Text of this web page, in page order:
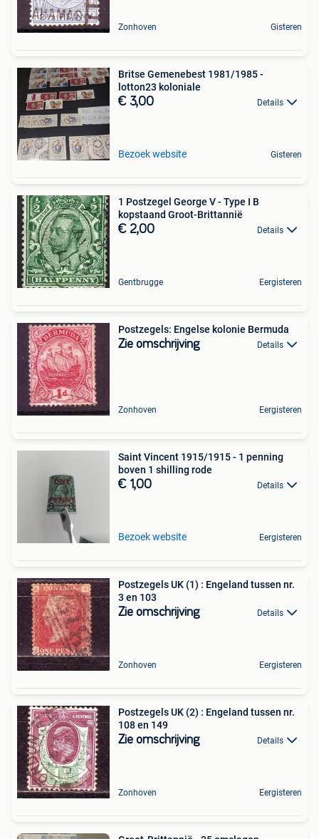
Zonhoven Gisteren
Britse Gemenebest 1981/1985 -
lotton23 koloniale
€ 3,00 Details
Bezoek website Gisteren
1 Postzegel George V - Type I B
kopstaand Groot-Brittannië
€ 2,00 Details
Gentbrugge Eergisteren
Postzegels: Engelse kolonie Bermuda
Zie omschrijving Details
Zonhoven Eergisteren
Saint Vincent 1915/1915 - 1 penning
boven 1 shilling rode
€ 1,00 Details
Bezoek website Eergisteren
Postzegels UK (1) : Engeland tussen nr.
3 en 103
Zie omschrijving Details
Zonhoven Eergisteren
Postzegels UK (2) : Engeland tussen nr.
108 en 149
Zie omschrijving Details
Zonhoven Eergisteren